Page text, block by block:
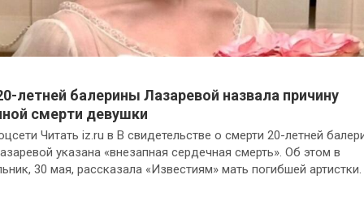
летней балерины Лазаревой назвала причину
смерти девушки
Читать iz.ru в В свидетельстве о смерти 20-летней
указана «внезапная сердечная смерть». Об этом в
30 мая, рассказала «Известиям» мать погибшей